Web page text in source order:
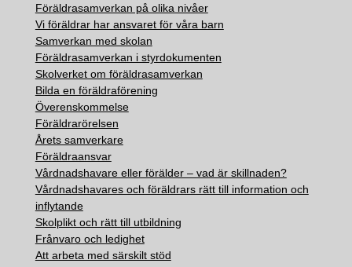
Föräldrasamverkan på olika nivåer
Vi föräldrar har ansvaret för våra barn
Samverkan med skolan
Föräldrasamverkan i styrdokumenten
Skolverket om föräldrasamverkan
Bilda en föräldraförening
Överenskommelse
Föräldrarörelsen
Årets samverkare
Föräldraansvar
Vårdnadshavare eller förälder – vad är skillnaden?
Vårdnadshavares och föräldrars rätt till information och
inflytande
Skolplikt och rätt till utbildning
Frånvaro och ledighet
Att arbeta med särskilt stöd